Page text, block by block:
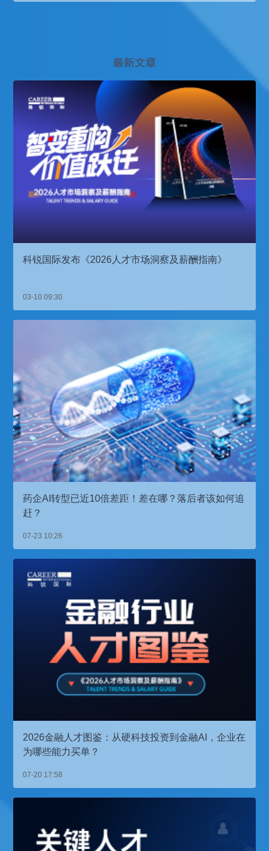
最新文章
科锐国际发布《2026人才市场洞察及薪酬指南》
03-10 09:30
药企AI转型已近10倍差距！差在哪？落后者该如何追
赶？
07-23 10:26
2026金融人才图鉴：从硬科技投资到金融AI，企业在
为哪些能力买单？
07-20 17:58